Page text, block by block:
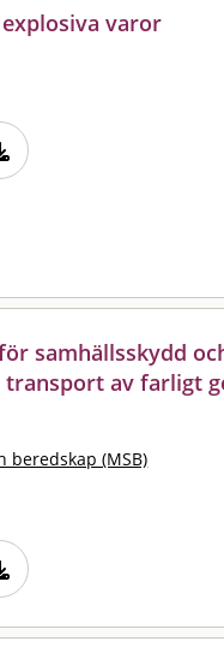
varor
samhällsskydd
av farligt
beredskap (MSB)